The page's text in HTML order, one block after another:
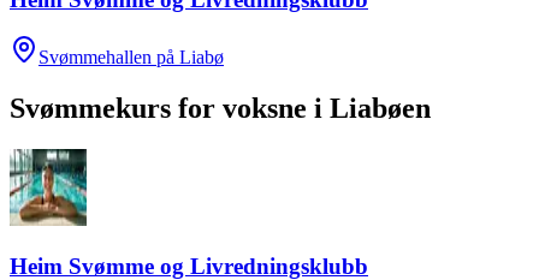
Svømmehallen på Liabø
Svømmekurs for voksne i Liabøen
Heim Svømme og Livredningsklubb